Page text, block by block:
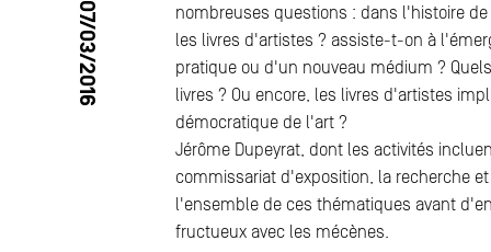
07/03/2016
nombreuses questions : dans l'histoire
les livres d'artistes ? assiste-t-on à
pratique ou d'un nouveau médium ?
livres ? Ou encore, les livres d'artistes
démocratique de l'art ?
Jérôme Dupeyrat, dont les activités
commissariat d'exposition, la recherche
l'ensemble de ces thématiques avant
fructueux avec les mécènes.